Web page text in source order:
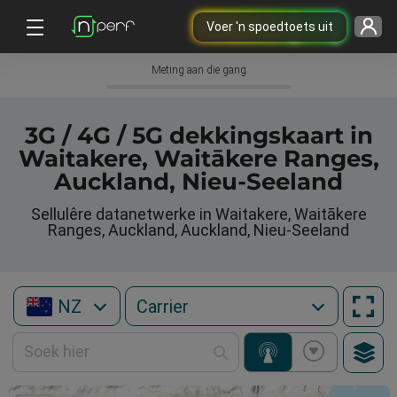
Voer 'n spoedtoets uit
Meting aan die gang
3G / 4G / 5G dekkingskaart in
Waitakere, Waitākere Ranges,
Auckland, Nieu-Seeland
Sellulêre datanetwerke in Waitakere, Waitākere
Ranges, Auckland, Auckland, Nieu-Seeland
NZ